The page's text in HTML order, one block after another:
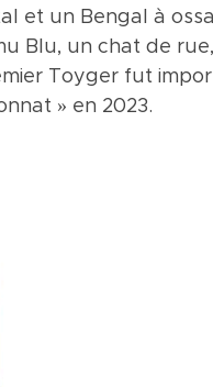
et un Bengal à
Blu, un chat de
Toyger fut
» en 2023.
niveau du
rayures sont
extrême. Le